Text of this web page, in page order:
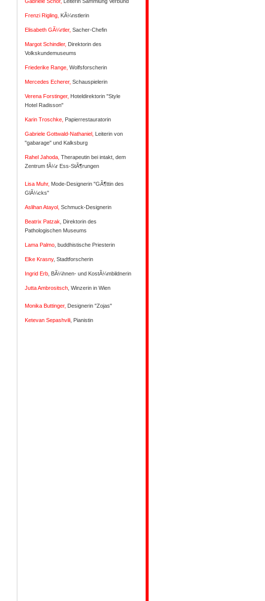
Frenzi Rigling, KÃ¼nstlerin
Elisabeth GÃ¼rtler, Sacher-Chefin
Margot Schindler, Direktorin des
Volkskundemuseums
Friederike Range, Wolfsforscherin
Mercedes Echerer, Schauspielerin
Verena Forstinger, Hoteldirektorin "Style
Hotel Radisson"
Karin Troschke, Papierrestauratorin
Gabriele Gottwald-Nathaniel, Leiterin von
"gabarage" und Kalksburg
Rahel Jahoda, Therapeutin bei intakt, dem
Zentrum fÃ¼r Ess-StÃ¶rungen
Lisa Muhr, Mode-Designerin "GÃ¶ttin des
GlÃ¼cks"
Aslihan Atayol, Schmuck-Designerin
Beatrix Patzak , Direktorin des
Pathologischen Museums
Lama Palmo , buddhistische Priesterin
Elke Krasny, Stadtforscherin
Ingrid Erb , BÃ¼hnen- und KostÃ¼mbildnerin
Jutta Ambrositsch , Winzerin in Wien
Monika Buttinger, Designerin "Zojas"
Ketevan Sepashvili , Pianistin